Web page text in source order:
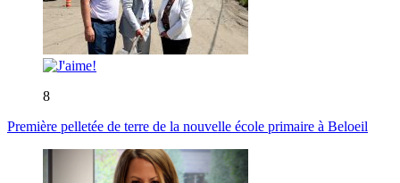
8
Première pelletée de terre de la nouvelle école primaire à Beloeil